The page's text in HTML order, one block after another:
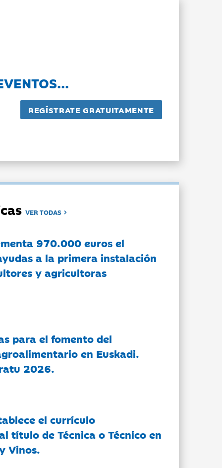
VER TODAS
970.000 euros el
a la primera instalación
y agricultoras
para el fomento del
en Euskadi.
2026.
el currículo
título de Técnica o Técnico en
Vinos.